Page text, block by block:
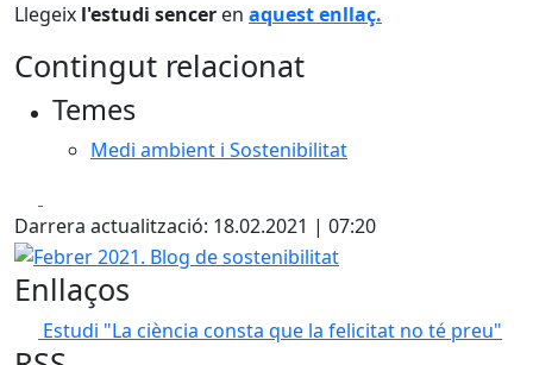
Llegeix l'estudi sencer en aquest enllaç.
Contingut relacionat
Temes
Medi ambient i Sostenibilitat
Darrera actualització: 18.02.2021 | 07:20
Febrer 2021. Blog de sostenibilitat
Enllaços
Estudi "La ciència consta que la felicitat no té preu"